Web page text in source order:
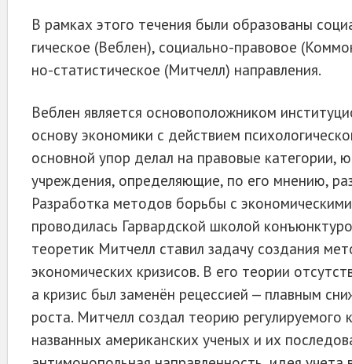
В рамках этого течения были образованы
гическое (Веблен), социально-правовое
но-статистичес­кое (Митчелл) направления.
Веблен является основоположником
основу экономики с действием
основной упор делал на правовые категории,
учреждения, определяющие, по его мнению,
Разработка методов борьбы с
проводилась Гарвардской школой
теоретик Митчелл ставил задачу создания
экономических кризисов. В его теории
а кризис был заменён рецессией — плавным
роста. Митчелл создал теорию регулируемого
названных американских ученых и их